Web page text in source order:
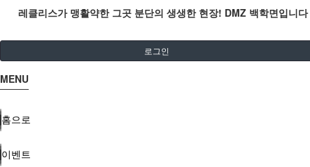
레클리스가 맹활약한 그곳 분단의 생생한 현장! DMZ 백학면입니다
로그인
MENU
홈으로
이벤트